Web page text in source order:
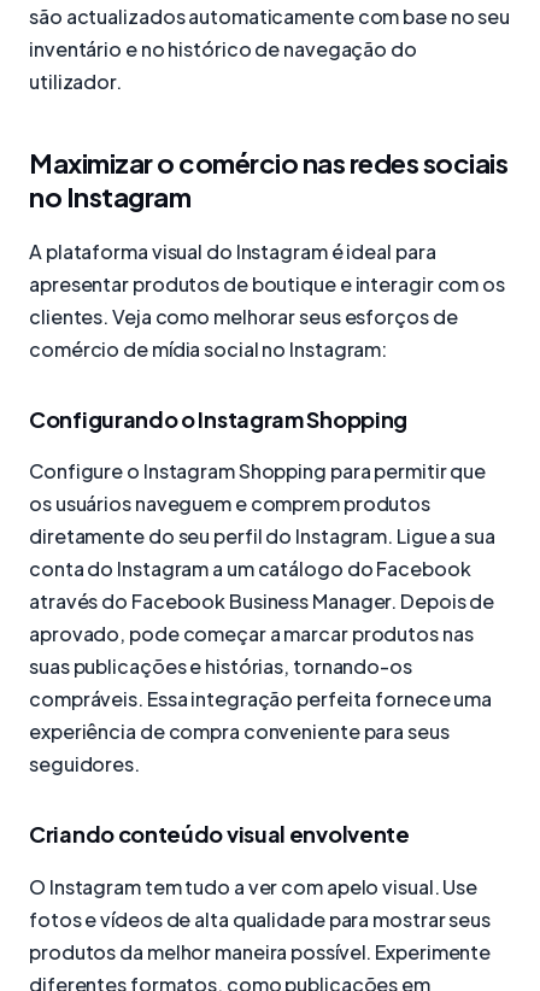
são actualizados automaticamente com base no seu
inventário e no histórico de navegação do
utilizador.
Maximizar o comércio nas redes sociais
no Instagram
A plataforma visual do Instagram é ideal para
apresentar produtos de boutique e interagir com os
clientes. Veja como melhorar seus esforços de
comércio de mídia social no Instagram:
Configurando o Instagram Shopping
Configure o Instagram Shopping para permitir que
os usuários naveguem e comprem produtos
diretamente do seu perfil do Instagram. Ligue a sua
conta do Instagram a um catálogo do Facebook
através do Facebook Business Manager. Depois de
aprovado, pode começar a marcar produtos nas
suas publicações e histórias, tornando-os
compráveis. Essa integração perfeita fornece uma
experiência de compra conveniente para seus
seguidores.
Criando conteúdo visual envolvente
O Instagram tem tudo a ver com apelo visual. Use
fotos e vídeos de alta qualidade para mostrar seus
produtos da melhor maneira possível. Experimente
diferentes formatos, como publicações em